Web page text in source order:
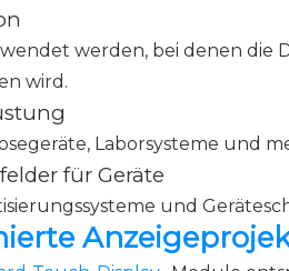
werden, bei denen
wird.
Laborsysteme und
für Geräte
und